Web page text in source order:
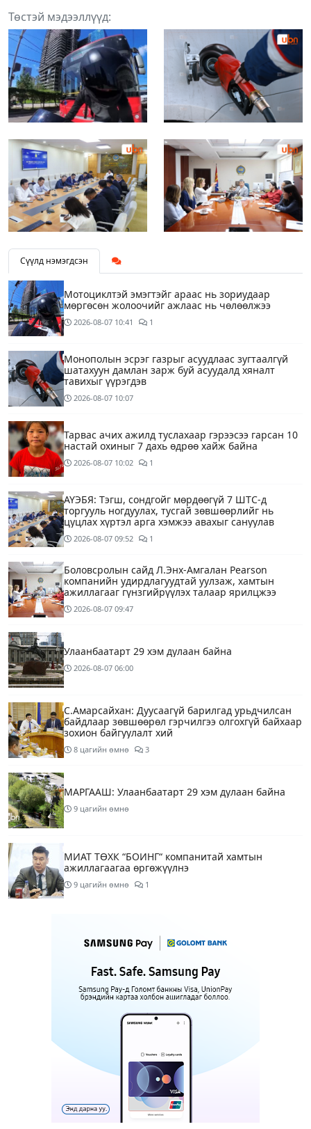
Төстэй мэдээллүүд:
Сүүлд нэмэгдсэн
Мотоциклтэй эмэгтэйг араас нь зориудаар
мөргөсөн жолоочийг ажлаас нь чөлөөлжээ
2026-08-07 10:41 1
Монополын эсрэг газрыг асуудлаас зугтаалгүй
шатахуун дамлан зарж буй асуудалд хяналт
тавихыг үүрэгдэв
2026-08-07 10:07
Тарвас ачих ажилд туслахаар гэрээсээ гарсан 10
настай охиныг 7 дахь өдрөө хайж байна
2026-08-07 10:02 1
АҮЭБЯ: Тэгш, сондгойг мөрдөөгүй 7 ШТС-д
торгууль ногдуулах, тусгай зөвшөөрлийг нь
цуцлах хүртэл арга хэмжээ авахыг сануулав
2026-08-07 09:52 1
Боловсролын сайд Л.Энх-Амгалан Pearson
компанийн удирдлагуудтай уулзаж, хамтын
ажиллагааг гүнзгийрүүлэх талаар ярилцжээ
2026-08-07 09:47
Улаанбаатарт 29 хэм дулаан байна
2026-08-07 06:00
С.Амарсайхан: Дуусаагүй барилгад урьдчилсан
байдлаар зөвшөөрөл гэрчилгээ олгохгүй байхаар
зохион байгуулалт хий
8 цагийн өмнө 3
МАРГААШ: Улаанбаатарт 29 хэм дулаан байна
9 цагийн өмнө
МИАТ ТӨХК “БОИНГ“ компанитай хамтын
ажиллагаагаа өргөжүүлнэ
9 цагийн өмнө 1
хураалт, хадлантай холбоотой ШТС-уудаар
зөөврийн саваар автобензин авч болно
Дуучин A Cool буюу Б.Анхбаяр Төв цэнгэлдэх
хүрээлэнгийн Үйл ажиллагаа, олон нийтийн
тоглолт хариуцсан захирлаар томилогджээ
“Хотын дарга сонсож байна” 150150 тусгай
дугаарыг наймдугаар сарын 14-нөөс ажиллуулж
12 цагийн өмнө